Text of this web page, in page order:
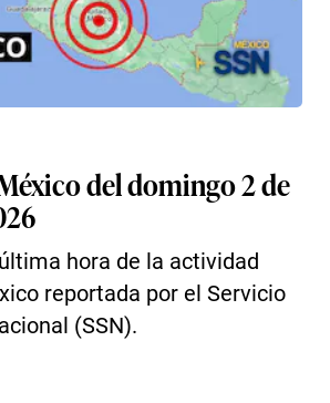
del domingo 2 de
hora de la actividad
reportada por el Servicio
(SSN).